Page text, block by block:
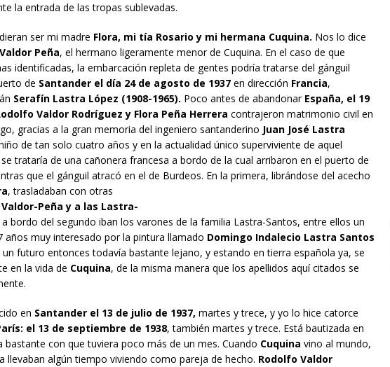
la entrada de las tropas sublevadas.
ser mi madre Flora, mi tía Rosario y mi hermana Cuquina. Nos lo dice
Peña, el hermano ligeramente menor de Cuquina. En el caso de que
identificadas, la embarcación repleta de gentes podría tratarse del gánguil
de Santander el día 24 de agosto de 1937 en dirección Francia,
Serafín Lastra López (1908-1965). Poco antes de abandonar España, el 19
Valdor Rodríguez y Flora Peña Herrera contrajeron matrimonio civil en
gracias a la gran memoria del ingeniero santanderino Juan José Lastra
de tan solo cuatro años y en la actualidad único superviviente de aquel
trataría de una cañonera francesa a bordo de la cual arribaron en el puerto de
que el gánguil atracó en el de Burdeos. En la primera, librándose del acecho
, trasladaban con otras
Valdor-Peña y a las Lastra-
bordo del segundo iban los varones de la familia Lastra-Santos, entre ellos un
años muy interesado por la pintura llamado Domingo Indalecio Lastra Santos
un futuro entonces todavía bastante lejano, y estando en tierra española ya, se
en la vida de Cuquina, de la misma manera que los apellidos aquí citados se
en Santander el 13 de julio de 1937, martes y trece, y yo lo hice catorce
el 13 de septiembre de 1938, también martes y trece. Está bautizada en
bastante con que tuviera poco más de un mes. Cuando Cuquina vino al mundo,
llevaban algún tiempo viviendo como pareja de hecho. Rodolfo Valdor